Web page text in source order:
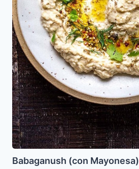
Babaganush (con Mayonesa)